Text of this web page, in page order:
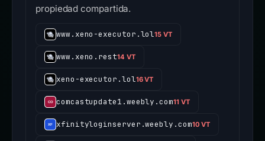
propiedad compartida.
www.xeno-executor.lol15 VT
www.xeno.rest14 VT
xeno-executor.lol16 VT
comcastupdate1.weebly.com11 VT
xfinityloginserver.weebly.com10 VT